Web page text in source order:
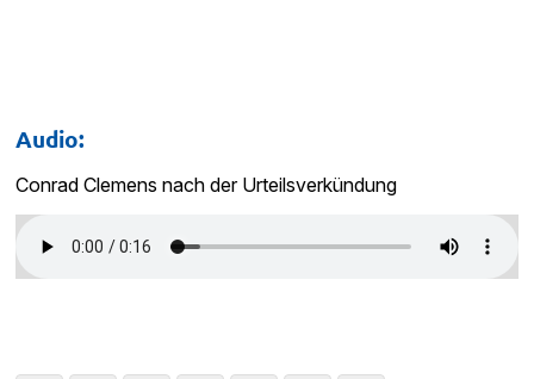
Audio:
Conrad Clemens nach der Urteilsverkündung